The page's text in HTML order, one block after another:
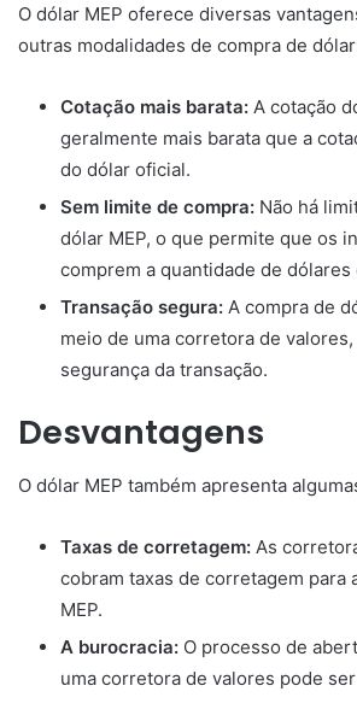
O dólar MEP oferece diversas
outras modalidades de compra de
Cotação mais barata: A cotação
geralmente mais barata que a
do dólar oficial.
Sem limite de compra: Não há
dólar MEP, o que permite que os
comprem a quantidade de
Transação segura: A compra de
meio de uma corretora de
segurança da transação.
Desvantagens
O dólar MEP também apresenta
Taxas de corretagem: As
cobram taxas de corretagem para
MEP.
A burocracia: O processo de
uma corretora de valores pode